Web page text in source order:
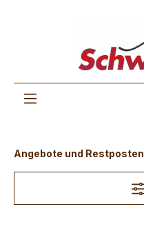
Angebote und Restposten